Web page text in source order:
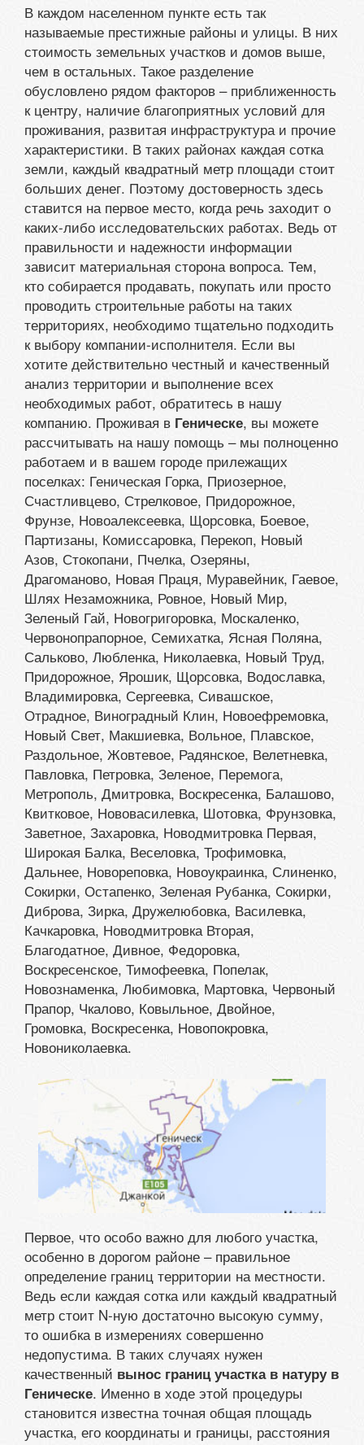
В каждом населенном пункте есть так
называемые престижные районы и улицы. В них
стоимость земельных участков и домов выше,
чем в остальных. Такое разделение
обусловлено рядом факторов – приближенность
к центру, наличие благоприятных условий для
проживания, развитая инфраструктура и прочие
характеристики. В таких районах каждая сотка
земли, каждый квадратный метр площади стоит
больших денег. Поэтому достоверность здесь
ставится на первое место, когда речь заходит о
каких-либо исследовательских работах. Ведь от
правильности и надежности информации
зависит материальная сторона вопроса. Тем,
кто собирается продавать, покупать или просто
проводить строительные работы на таких
территориях, необходимо тщательно подходить
к выбору компании-исполнителя. Если вы
хотите действительно честный и качественный
анализ территории и выполнение всех
необходимых работ, обратитесь в нашу
компанию. Проживая в Геническе, вы можете
рассчитывать на нашу помощь – мы полноценно
работаем и в вашем городе прилежащих
поселках: Геническая Горка, Приозерное,
Счастливцево, Стрелковое, Придорожное,
Фрунзе, Новоалексеевка, Щорсовка, Боевое,
Партизаны, Комиссаровка, Перекоп, Новый
Азов, Стокопани, Пчелка, Озеряны,
Драгоманово, Новая Праця, Муравейник, Гаевое,
Шлях Незаможника, Ровное, Новый Мир,
Зеленый Гай, Новогригоровка, Москаленко,
Червонопрапорное, Семихатка, Ясная Поляна,
Сальково, Любленка, Николаевка, Новый Труд,
Придорожное, Ярошик, Щорсовка, Водославка,
Владимировка, Сергеевка, Сивашское,
Отрадное, Виноградный Клин, Новоефремовка,
Новый Свет, Макшиевка, Вольное, Плавское,
Раздольное, Жовтевое, Радянское, Велетневка,
Павловка, Петровка, Зеленое, Перемога,
Метрополь, Дмитровка, Воскресенка, Балашово,
Квитковое, Нововасилевка, Шотовка, Фрунзовка,
Заветное, Захаровка, Новодмитровка Первая,
Широкая Балка, Веселовка, Трофимовка,
Дальнее, Новореповка, Новоукраинка, Слиненко,
Сокирки, Остапенко, Зеленая Рубанка, Сокирки,
Диброва, Зирка, Дружелюбовка, Василевка,
Качкаровка, Новодмитровка Вторая,
Благодатное, Дивное, Федоровка,
Воскресенское, Тимофеевка, Попелак,
Новознаменка, Любимовка, Мартовка, Червоный
Прапор, Чкалово, Ковыльное, Двойное,
Громовка, Воскресенка, Новопокровка,
Новониколаевка.
Первое, что особо важно для любого участка,
особенно в дорогом районе – правильное
определение границ территории на местности.
Ведь если каждая сотка или каждый квадратный
метр стоит N-ную достаточно высокую сумму,
то ошибка в измерениях совершенно
недопустима. В таких случаях нужен
качественный вынос границ участка в натуру в
Геническе. Именно в ходе этой процедуры
становится известна точная общая площадь
участка, его координаты и границы, расстояния